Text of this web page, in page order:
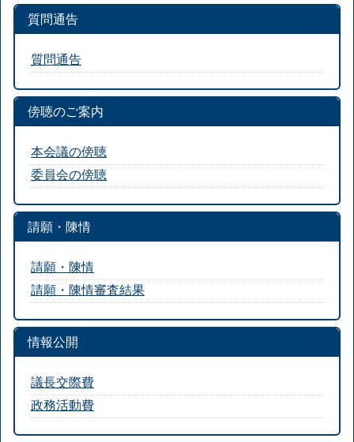
質問通告
質問通告
傍聴のご案内
本会議の傍聴
委員会の傍聴
請願・陳情
請願・陳情
請願・陳情審査結果
情報公開
議長交際費
政務活動費